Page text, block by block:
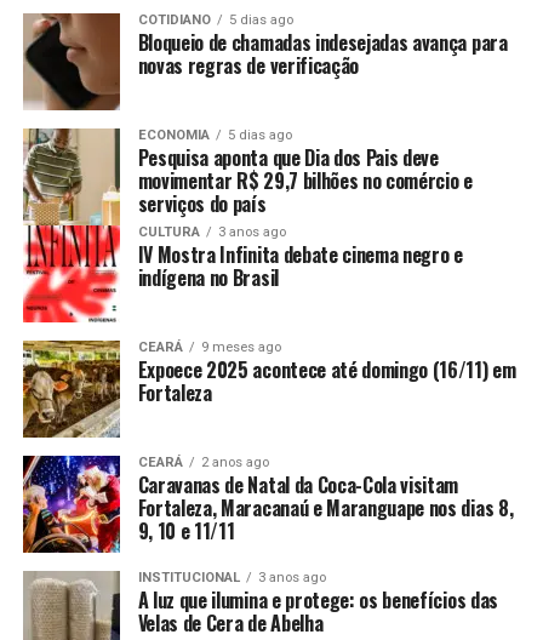
COTIDIANO 5 dias ago
Bloqueio de chamadas indesejadas avança para
novas regras de verificação
ECONOMIA 5 dias ago
Pesquisa aponta que Dia dos Pais deve
movimentar R$ 29,7 bilhões no comércio e
serviços do país
CULTURA 3 anos ago
IV Mostra Infinita debate cinema negro e
indígena no Brasil
CEARÁ 9 meses ago
Expoece 2025 acontece até domingo (16/11) em
Fortaleza
CEARÁ 2 anos ago
Caravanas de Natal da Coca-Cola visitam
Fortaleza, Maracanaú e Maranguape nos dias 8,
9, 10 e 11/11
INSTITUCIONAL 3 anos ago
A luz que ilumina e protege: os benefícios das
Velas de Cera de Abelha